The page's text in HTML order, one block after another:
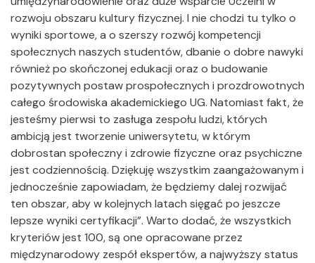
rozwoju obszaru kultury fizycznej. I nie chodzi tu tylko o
wyniki sportowe, a o szerszy rozwój kompetencji
społecznych naszych studentów, dbanie o dobre nawyki
również po skończonej edukacji oraz o budowanie
pozytywnych postaw prospołecznych i prozdrowotnych
całego środowiska akademickiego UG. Natomiast fakt, że
jesteśmy pierwsi to zasługa zespołu ludzi, których
ambicją jest tworzenie uniwersytetu, w którym
dobrostan społeczny i zdrowie fizyczne oraz psychiczne
jest codziennością. Dziękuję wszystkim zaangażowanym i
jednocześnie zapowiadam, że będziemy dalej rozwijać
ten obszar, aby w kolejnych latach sięgać po jeszcze
lepsze wyniki certyfikacji”. Warto dodać, że wszystkich
kryteriów jest 100, są one opracowane przez
międzynarodowy zespół ekspertów, a najwyższy status